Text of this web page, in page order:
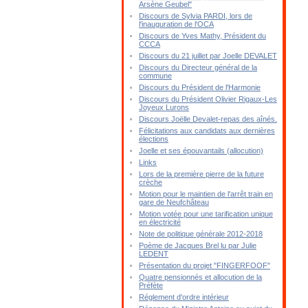
Arsène Geubel"
Discours de Sylvia PARDI, lors de
l'inauguration de l'OCA
Discours de Yves Mathy, Président du
CCCA
Discours du 21 juillet par Joelle DEVALET
Discours du Directeur général de la
commune
Discours du Président de l'Harmonie
Discours du Président Olivier Rigaux-Les
Joyeux Lurons
Discours Joëlle Devalet-repas des aînés.
Félicitations aux candidats aux dernières
élections
Joelle et ses épouvantails (allocution)
Links
Lors de la première pierre de la future
crèche
Motion pour le maintien de l'arrêt train en
gare de Neufchâteau
Motion votée pour une tarification unique
en électricité
Note de politique générale 2012-2018
Poème de Jacques Brel lu par Julie
LEDENT
Présentation du projet "FINGERFOOF"
Quatre pensionnés et allocution de la
Préfète
Réglement d'ordre intérieur